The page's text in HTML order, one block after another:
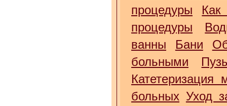
процедуры
процедуры
ванны
Бани
больными
Катетеризация
больных Уход